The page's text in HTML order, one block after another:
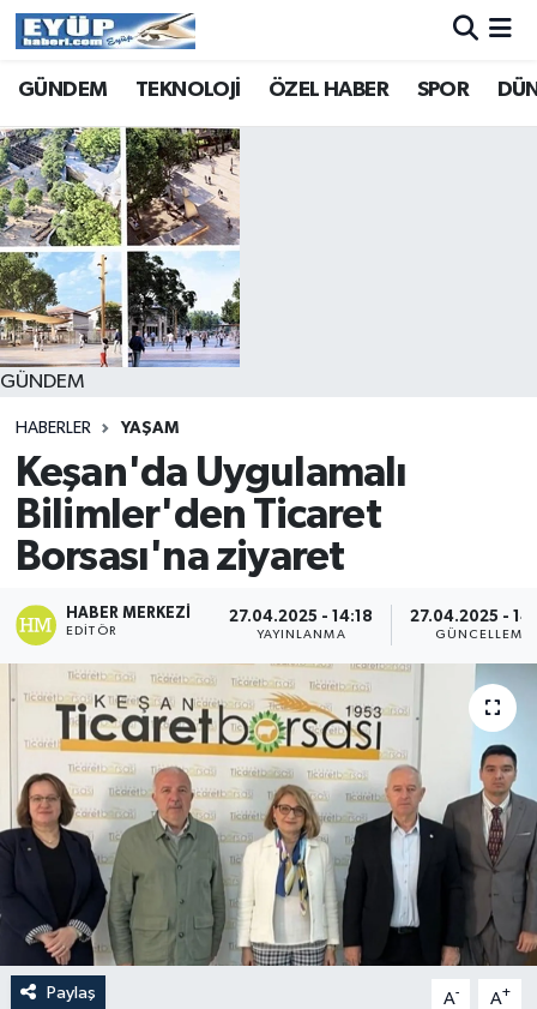
GÜNDEM TEKNOLOJİ ÖZEL HABER SPOR
GÜNDEM
HABERLER YAŞAM
Keşan'da Uygulamalı
Bilimler'den Ticaret
Borsası'na ziyaret
HABER MERKEZI
EDITÖR
27.04.2025 - 14:18
YAYINLANMA
27.04.2025 -
GÜNCELLEME
Paylaş A- A+